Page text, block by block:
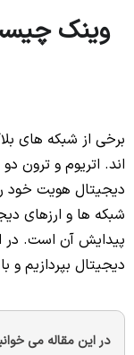
وینک
برخی از شبکه های
اند. اتریوم و ترون
دیجیتال هویت خود
شبکه ها و ارزهای
پیدایش آن است. در
دیجیتال بپردازیم و
در این مقاله می